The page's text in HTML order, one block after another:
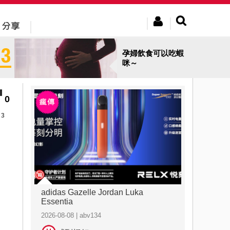
孕婦飲食可以吃蝦
咪～
0
3
adidas Gazelle Jordan Luka
Essentia
2026-08-08 | abv134